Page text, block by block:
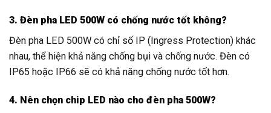
3. Đèn pha LED 500W có chống nước tốt không?
Đèn pha LED 500W có chỉ số IP (Ingress Protection) khác
nhau, thể hiện khả năng chống bụi và chống nước. Đèn có
IP65 hoặc IP66 sẽ có khả năng chống nước tốt hơn.
4. Nên chọn chip LED nào cho đèn pha 500W?